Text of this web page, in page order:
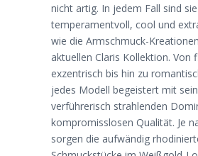
nicht artig. In jedem Fall sind sie
temperamentvoll, cool und
wie die Armschmuck-
aktuellen Claris Kollektion. Von
exzentrisch bis hin zu
jedes Modell begeistert mit
verführerisch strahlenden
kompromisslosen Qualität. Je
sorgen die aufwändig